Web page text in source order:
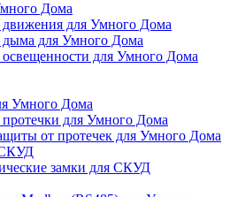
Дома
движения для Умного Дома
дыма для Умного Дома
для Умного Дома
Умного Дома
для Умного Дома
от протечек для Умного Дома
замки для СКУД